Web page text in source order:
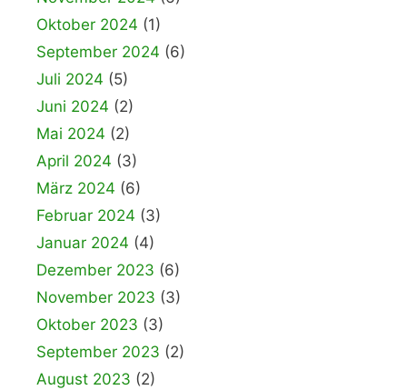
Oktober 2024 (1)
September 2024 (6)
Juli 2024 (5)
Juni 2024 (2)
Mai 2024 (2)
April 2024 (3)
März 2024 (6)
Februar 2024 (3)
Januar 2024 (4)
Dezember 2023 (6)
November 2023 (3)
Oktober 2023 (3)
September 2023 (2)
August 2023 (2)